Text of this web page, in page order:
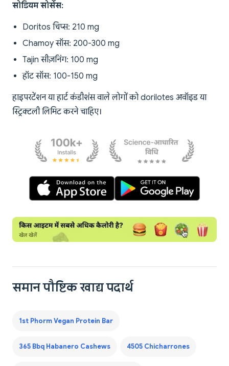
सोडियम सोर्सेस:
Doritos चिप्स: 210 mg
Chamoy सॉस: 200-300 mg
Tajin सीज़निंग: 100 mg
हॉट सॉस: 100-150 mg
हाइपरटेंशन या हार्ट कंडीशंस वाले लोगों को dorilotes अवॉइड या
स्ट्रिक्टली लिमिट करने चाहिए।
समान पौष्टिक खाद्य पदार्थ
1st Phorm Vegan Protein Bar
365 Bbq Habanero Cashews 4505 Chicharrones